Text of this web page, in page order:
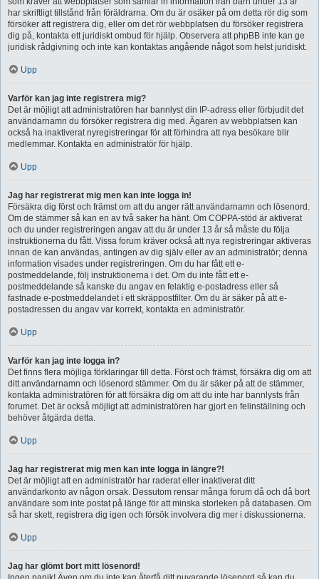
har skriftligt tillstånd från föräldrarna. Om du är osäker på om detta rör dig som
försöker att registrera dig, eller om det rör webbplatsen du försöker registrera
dig på, kontakta ett juridiskt ombud för hjälp. Observera att phpBB inte kan ge
juridisk rådgivning och inte kan kontaktas angående något som helst juridiskt.
Upp
Varför kan jag inte registrera mig?
Det är möjligt att administratören har bannlyst din IP-adress eller förbjudit det
användarnamn du försöker registrera dig med. Ägaren av webbplatsen kan
också ha inaktiverat nyregistreringar för att förhindra att nya besökare blir
medlemmar. Kontakta en administratör för hjälp.
Upp
Jag har registrerat mig men kan inte logga in!
Försäkra dig först och främst om att du anger rätt användarnamn och lösenord.
Om de stämmer så kan en av två saker ha hänt. Om COPPA-stöd är aktiverat
och du under registreringen angav att du är under 13 år så måste du följa
instruktionerna du fått. Vissa forum kräver också att nya registreringar aktiveras
innan de kan användas, antingen av dig själv eller av an administratör; denna
information visades under registreringen. Om du har fått ett e-
postmeddelande, följ instruktionerna i det. Om du inte fått ett e-
postmeddelande så kanske du angav en felaktig e-postadress eller så
fastnade e-postmeddelandet i ett skräppostfilter. Om du är säker på att e-
postadressen du angav var korrekt, kontakta en administratör.
Upp
Varför kan jag inte logga in?
Det finns flera möjliga förklaringar till detta. Först och främst, försäkra dig om att
ditt användarnamn och lösenord stämmer. Om du är säker på att de stämmer,
kontakta administratören för att försäkra dig om att du inte har bannlysts från
forumet. Det är också möjligt att administratören har gjort en felinställning och
behöver åtgärda detta.
Upp
Jag har registrerat mig men kan inte logga in längre?!
Det är möjligt att en administratör har raderat eller inaktiverat ditt
användarkonto av någon orsak. Dessutom rensar många forum då och då bort
användare som inte postat på länge för att minska storleken på databasen. Om
så har skett, registrera dig igen och försök involvera dig mer i diskussionerna.
Upp
Jag har glömt bort mitt lösenord!